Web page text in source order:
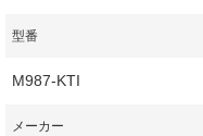
型番
M987-KTI
メーカー